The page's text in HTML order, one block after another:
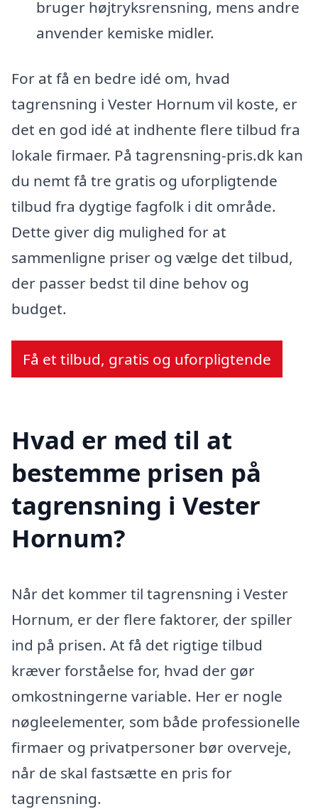
bruger højtryksrensning, mens andre
anvender kemiske midler.
For at få en bedre idé om, hvad
tagrensning i Vester Hornum vil koste, er
det en god idé at indhente flere tilbud fra
lokale firmaer. På tagrensning-pris.dk kan
du nemt få tre gratis og uforpligtende
tilbud fra dygtige fagfolk i dit område.
Dette giver dig mulighed for at
sammenligne priser og vælge det tilbud,
der passer bedst til dine behov og
budget.
Få et tilbud, gratis og uforpligtende
Hvad er med til at
bestemme prisen på
tagrensning i Vester
Hornum?
Når det kommer til tagrensning i Vester
Hornum, er der flere faktorer, der spiller
ind på prisen. At få det rigtige tilbud
kræver forståelse for, hvad der gør
omkostningerne variable. Her er nogle
nøgleelementer, som både professionelle
firmaer og privatpersoner bør overveje,
når de skal fastsætte en pris for
tagrensning.